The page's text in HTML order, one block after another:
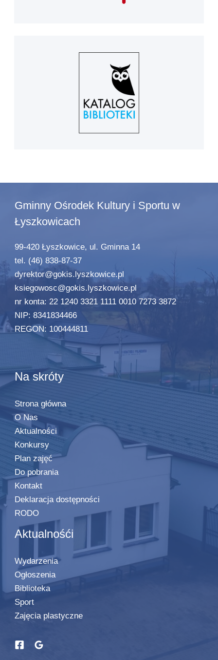
Gminny Ośrodek Kultury i Sportu w
Łyszkowicach
99-420 Łyszkowice, ul. Gminna 14
tel. (46) 838-87-37
dyrektor@gokis.lyszkowice.pl
ksiegowosc@gokis.lyszkowice.pl
nr konta: 22 1240 3321 1111 0010 7273 3872
NIP: 8341834466
REGON: 100444811
Na skróty
Strona główna
O Nas
Aktualności
Konkursy
Plan zajęć
Do pobrania
Kontakt
Deklaracja dostępności
RODO
Aktualnośći
Wydarzenia
Ogłoszenia
Biblioteka
Sport
Zajęcia plastyczne